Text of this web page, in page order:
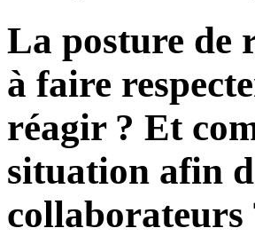
La posture de
à faire
réagir ? Et
situation afin
collaborateurs